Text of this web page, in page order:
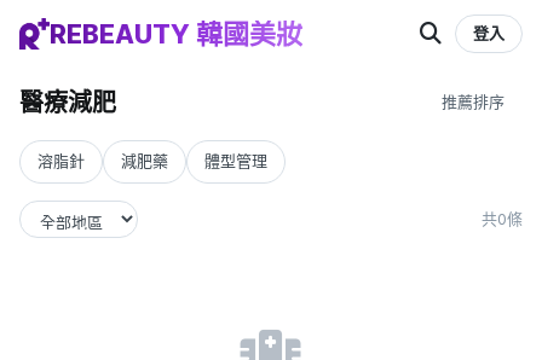
REBEAUTY 韓國美妝 登入
醫療減肥
溶脂針 減肥藥 體型管理
共0條